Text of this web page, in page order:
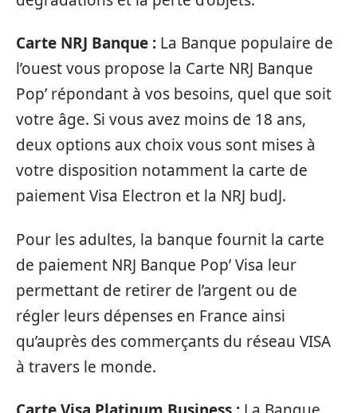
Carte NRJ Banque : La Banque populaire de
l’ouest vous propose la Carte NRJ Banque
Pop’ répondant à vos besoins, quel que soit
votre âge. Si vous avez moins de 18 ans,
deux options aux choix vous sont mises à
votre disposition notamment la carte de
paiement Visa Electron et la NRJ budJ.
Pour les adultes, la banque fournit la carte
de paiement NRJ Banque Pop’ Visa leur
permettant de retirer de l’argent ou de
régler leurs dépenses en France ainsi
qu’auprès des commerçants du réseau VISA
à travers le monde.